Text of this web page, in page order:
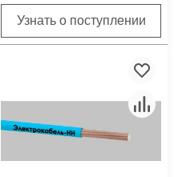
Узнать о поступлении